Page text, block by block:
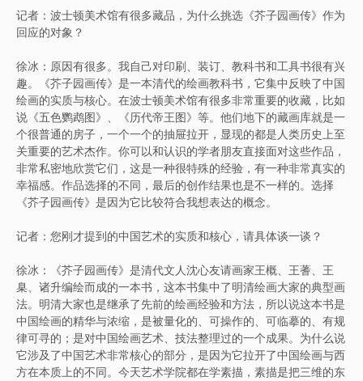
记者：波士顿美术馆有很多藏品，为什么挑选《芥子园画传》作为
回应的对象？
徐冰：原因有很多。我自己对印刷、装订、教科书和工具书很有兴
趣。《芥子园画传》是一本清代的绘画教科书，它集中反映了中国
绘画的实质与核心。在波士顿美术馆有很多非常重要的收藏，比如
说《五色鹦鹉图》、《历代帝王图》等。他们地下的藏画库就是一
个很普通的房子，一个一个的抽屉拉开，显现的都是人类历史上至
关重要的艺术杰作。你可以和认识的学者朋友直接面对这些作品，
非常私密地欣赏它们，这是一种很特殊的经验，有一种非常真实的
幸福感。作品选择的不同，最后的创作结果也是不一样的。选择
《芥子园画传》是因为它比较符合我想表达的概念。
记者：您刚才提到的中国艺术的实质和核心，请具体谈一谈？
徐冰：《芥子园画传》是清代文人沈心友请画家王概、王蓍、王
臬、诸升编绘而成的一本书，这本书集中了明清绘画大家的典型画
法。明清大家也是继承了先前的绘画经验和方法，所以说这本书是
中国绘画的精华与浓缩，是被量化的、可操作的、可临摹的、有规
律可寻的；是对中国绘画艺术、技法整理过的一个成果。为什么说
它涉及了中国艺术非常核心的部分，是因为它拉开了中国绘画与西
方在本质上的不同。今天艺术学院都在学素描，素描是把三维的东